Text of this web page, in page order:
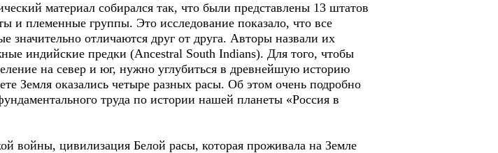
материал собирался так, что были представлены 13 штатов
и племенные группы. Это исследование показало, что все
значительно отличаются друг от друга. Авторы назвали их
индийские предки (Ancestral South Indians). Для того, чтобы
на север и юг, нужно углубиться в древнейшую историю
Земля оказались четыре разных расы. Об этом очень подробно
труда по истории нашей планеты «Россия в
войны, цивилизация Белой расы, которая проживала на Земле